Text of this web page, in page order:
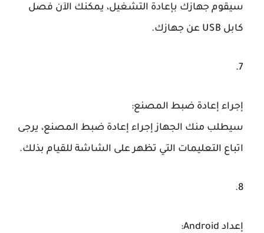
سيقوم جهازك بإعادة التشغيل، يمكنك الآن فصل
كابل USB عن جهازك.
إجراء إعادة ضبط المصنع:
سيطلب منك الجهاز إجراء إعادة ضبط المصنع، يرجى
اتباع التعليمات التي تظهر على الشاشة للقيام بذلك.
إعداد Android
: